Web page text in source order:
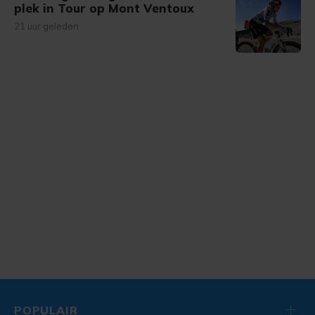
plek in Tour op Mont Ventoux
21 uur geleden
POPULAIR